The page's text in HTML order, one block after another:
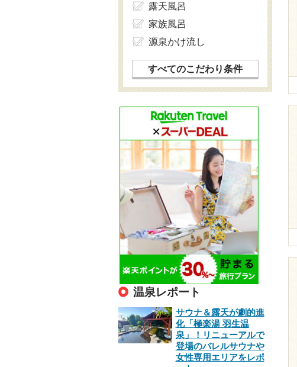
露天風呂
家族風呂
源泉かけ流し
すべてのこだわり条件
温泉レポート
サウナ＆露天が劇的進
化「極楽湯 羽生温
泉」！リニューアルで
登場のバレルサウナや
女性専用エリアをレポ